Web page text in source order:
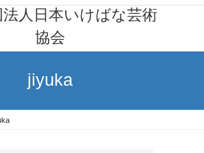
人日本いけばな芸術
協会
jiyuka